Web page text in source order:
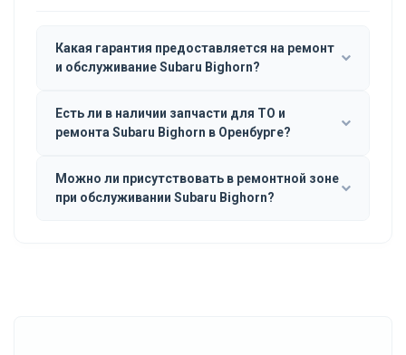
Какая гарантия предоставляется на ремонт
и обслуживание Subaru Bighorn?
Есть ли в наличии запчасти для ТО и
ремонта Subaru Bighorn в Оренбурге?
Можно ли присутствовать в ремонтной зоне
при обслуживании Subaru Bighorn?